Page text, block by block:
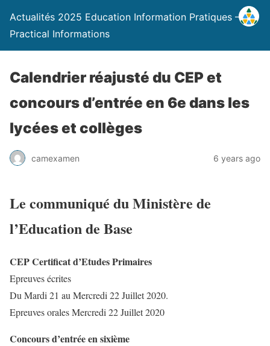
Actualités 2025 Education Information Pratiques –
Practical Informations
Calendrier réajusté du CEP et
concours d’entrée en 6e dans les
lycées et collèges
camexamen 6 years ago
Le communiqué du Ministère de
l’Education de Base
CEP Certificat d’Etudes Primaires
Epreuves écrites
Du Mardi 21 au Mercredi 22 Juillet 2020.
Epreuves orales Mercredi 22 Juillet 2020
Concours d’entrée en sixième